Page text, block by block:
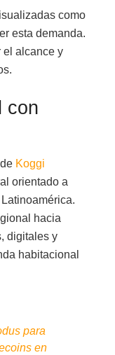
como
esta demanda.
el alcance y
con
Koggi
orientado a
hacia
digitales y
habitacional
para
en